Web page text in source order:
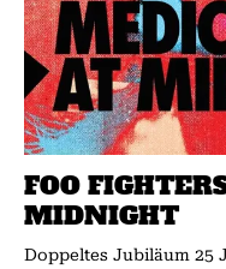
FOO
MIDNIGHT
Doppeltes Jubiläum 25 Jahre Foo Fighters und mit